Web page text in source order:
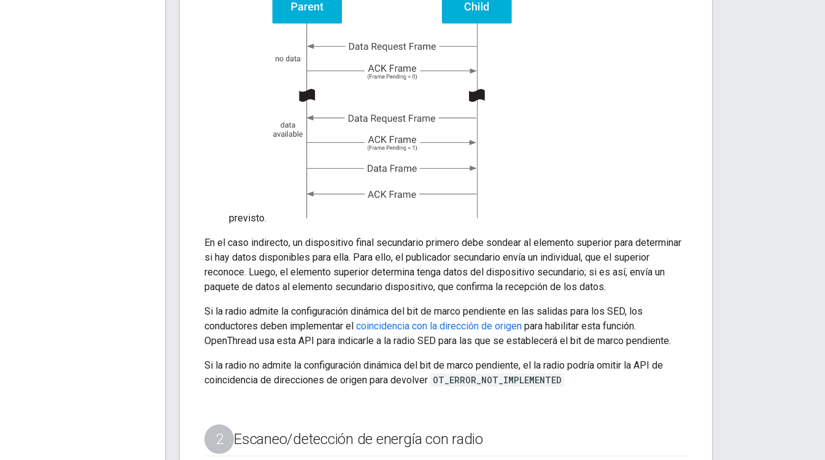
previsto.
En el caso indirecto, un dispositivo final secundario primero debe sondear al elemento superior para determinar
si hay datos disponibles para ella. Para ello, el publicador secundario envía un individual, que el superior
reconoce. Luego, el elemento superior determina tenga datos del dispositivo secundario; si es así, envía un
paquete de datos al elemento secundario dispositivo, que confirma la recepción de los datos.
Si la radio admite la configuración dinámica del bit de marco pendiente en las salidas para los SED, los
conductores deben implementar el coincidencia con la dirección de origen para habilitar esta función.
OpenThread usa esta API para indicarle a la radio SED para las que se establecerá el bit de marco pendiente.
Si la radio no admite la configuración dinámica del bit de marco pendiente, el la radio podría omitir la API de
coincidencia de direcciones de origen para devolver OT_ERROR_NOT_IMPLEMENTED
Escaneo/detección de energía con radio